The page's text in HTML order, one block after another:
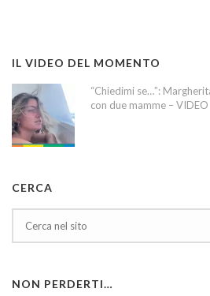
IL VIDEO DEL MOMENTO
“Chiedimi se…”:
con due mamme – VIDEO
CERCA
NON PERDERTI…